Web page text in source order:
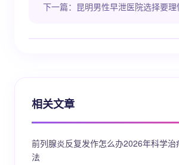
下一篇：昆明男性早泄医院选择要
相关文章
前列腺炎反复发作怎么办2026年科学治
法